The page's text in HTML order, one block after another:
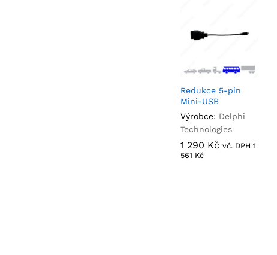
Redukce 5-pin
Mini-USB
Výrobce: Delphi
Technologies
1 290 Kč vč. DPH 1
561 Kč
1 290 Kč
1
561 Kč